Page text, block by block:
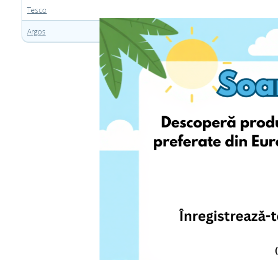
Tesco
Argos